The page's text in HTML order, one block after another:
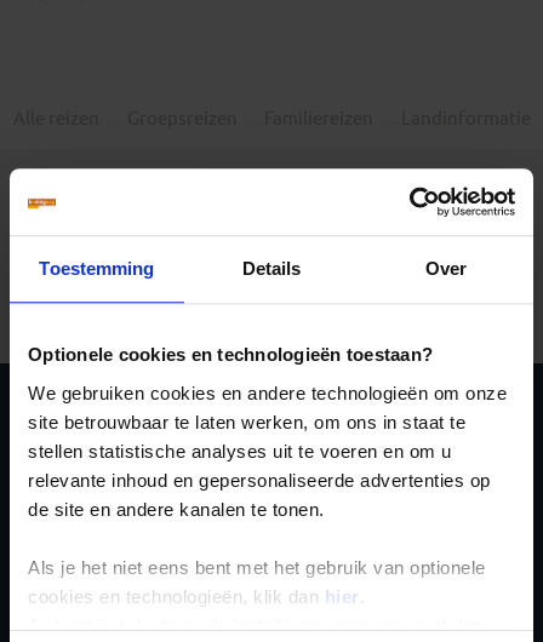
Toestemming Details Over
Optionele cookies en technologieën toestaan?
We gebruiken cookies en andere technologieën om onze
site betrouwbaar te laten werken, om ons in staat te
stellen statistische analyses uit te voeren en om u
relevante inhoud en gepersonaliseerde advertenties op
de site en andere kanalen te tonen.
Als je het niet eens bent met het gebruik van optionele
cookies en technologieën, klik dan hier .
Je kunt je selectie in de instellingen aanpassen of deze
Er is een fout voorgevallen bij het ophalen van de
Schrijf je in voor de
nieuwsbrief